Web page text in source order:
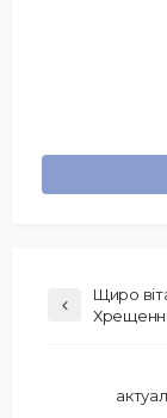
Щиро